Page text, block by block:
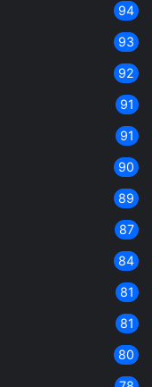
94
93
92
91
91
90
89
87
84
81
81
80